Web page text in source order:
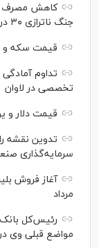
کاهش مصرف
جنگ ناترازی ۳۰ درصد کاهش یافت
قیمت سکه و طلا در ۱۷
تداوم
تخصصی در لاوان
قیمت دلار و یورو
تدوین نقشه
سرمایه‌گذاری
مرداد
رئیس‌کل بانک
مواضع قبلی وی